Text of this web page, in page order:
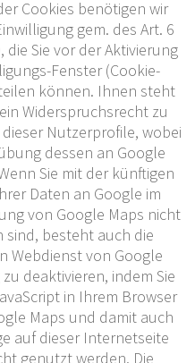
Cookies benötigen wir
gem. des Art. 6
die Sie vor der Aktivierung
Fenster (Cookie-
können. Ihnen steht
Widerspruchsrecht zu
Nutzerprofile, wobei
dessen an Google
Sie mit der künftigen
Daten an Google im
von Google Maps nicht
sind, besteht auch die
Webdienst von Google
deaktivieren, indem Sie
in Ihrem Browser
Maps und damit auch
auf dieser Internetseite
genutzt werden. Die